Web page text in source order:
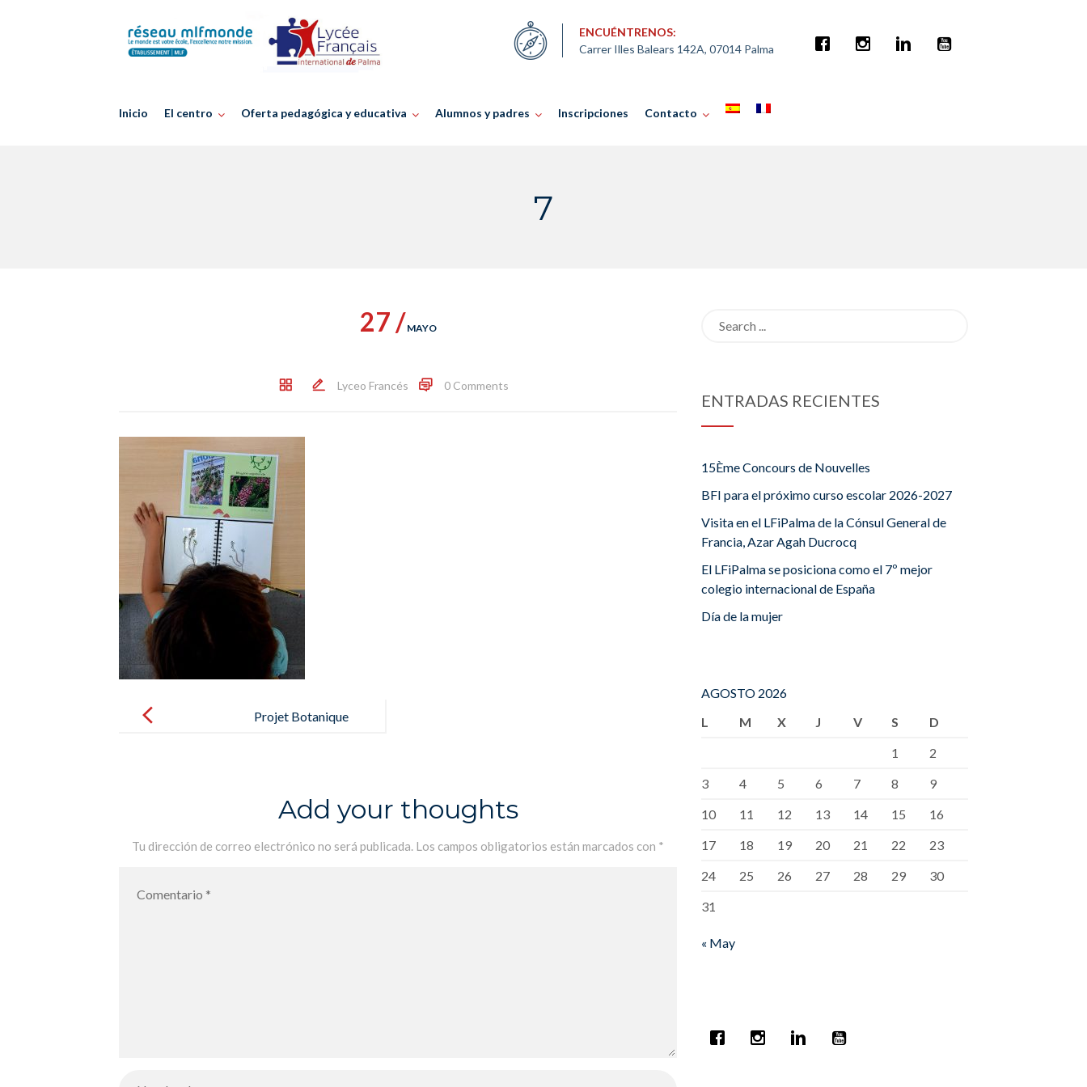
ENCUÉNTRENOS:
Carrer Illes Balears 142A, 07014 Palma
Inicio El centro Oferta pedagógica y educativa Alumnos y padres Inscripciones Contacto
7
27 / MAYO
Lyceo Francés 0 Comments
navigation
Projet Botanique
Add your thoughts
Tu dirección de correo electrónico no será publicada. Los campos obligatorios están marcados con *
ENTRADAS RECIENTES
15Ème Concours de Nouvelles
BFI para el próximo curso escolar 2026-2027
Visita en el LFiPalma de la Cónsul General de
Francia, Azar Agah Ducrocq
El LFiPalma se posiciona como el 7º mejor
colegio internacional de España
Día de la mujer
AGOSTO 2026
L
M X J V S
D
1
2
3
4 5 6 7 8
9
10
11 12 13 14 15
16
17
18 19 20 21 22
23
24
25 26 27 28 29
30
31
« May